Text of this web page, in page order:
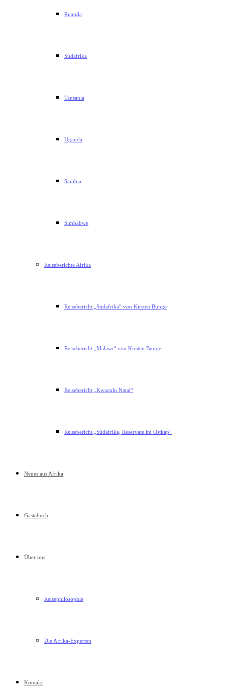
Ruanda
Südafrika
Tansania
Uganda
Sambia
Simbabwe
Reiseberichte Afrika
Reisebericht „Südafrika“ von Kirsten Bunge
Reisebericht „Malawi“ von Kirsten Bunge
Reisebericht „Kwazulu Natal“
Reisebericht „Südafrika, Reservate im Ostkap“
Neues aus Afrika
Gästebuch
Über uns
Reisephilosophie
Die Afrika-Experten
Kontakt